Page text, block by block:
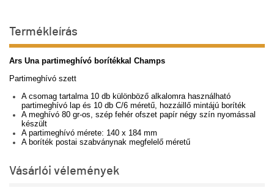
Termékleírás
Ars Una partimeghívó borítékkal Champs
Partimeghívó szett
A csomag tartalma 10 db különböző alkalomra használható
partimeghívó lap és 10 db C/6 méretű, hozzáillő mintájú boríték
A meghívó 80 gr-os, szép fehér ofszet papír négy szín nyomással
készült
A partimeghívó mérete: 140 x 184 mm
A boríték postai szabványnak megfelelő méretű
Vásárlói vélemények